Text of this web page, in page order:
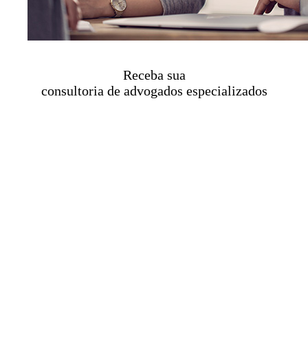
Receba sua
consultoria de advogados especializados